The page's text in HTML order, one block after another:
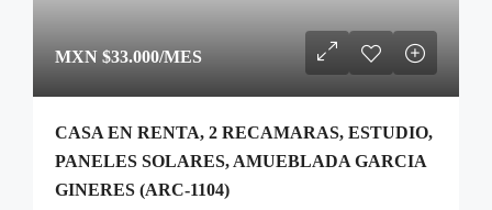
MXN $33.000/MES
CASA EN RENTA, 2 RECAMARAS, ESTUDIO,
PANELES SOLARES, AMUEBLADA GARCIA
GINERES (ARC-1104)